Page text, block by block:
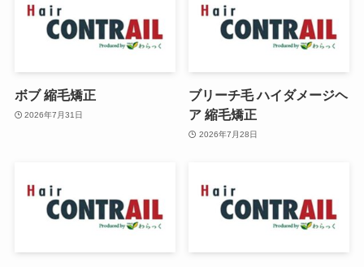
ボブ 縮毛矯正
2026年7月31日
ブリーチ毛 ハイダメージヘ
ア 縮毛矯正
2026年7月28日